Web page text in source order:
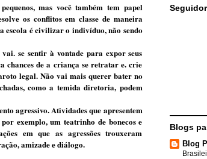
mas você também tem papel
os conflitos em clas­se de maneira
escola é civilizar o indivíduo, não sendo
se sentir à vontade para expor seus
chances de a criança se retratar e. crie
legal. Não vai mais querer bater no
como a temida direto­ria, podem
agressivo. Ativida­des que apresentem
exemplo, um teatrinho de bonecos e
em que as agressões trouxeram
amizade e diálogo.
Blogs
Blog